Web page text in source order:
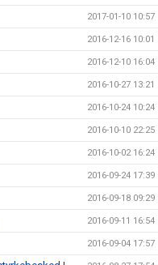
2017-01-10 10:57
2016-12-16 10:01
2016-12-10 16:04
2016-10-27 13:21
2016-10-24 10:24
2016-10-10 22:25
2016-10-02 16:24
2016-09-24 17:39
2016-09-18 09:29
2016-09-11 16:54
2016-09-04 17:57